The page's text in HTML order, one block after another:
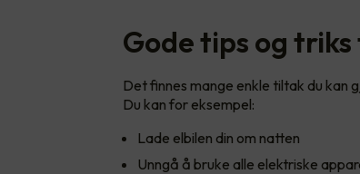
Gode tips og
Det finnes mange enkle tiltak du kan
Du kan for eksempel:
Lade elbilen din om natten
Unngå å bruke alle elektriske